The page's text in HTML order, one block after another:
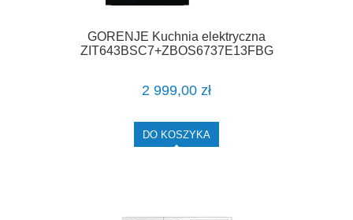
GORENJE Kuchnia elektryczna
ZIT643BSC7+ZBOS6737E13FBG
2 999,00 zł
DO KOSZYKA